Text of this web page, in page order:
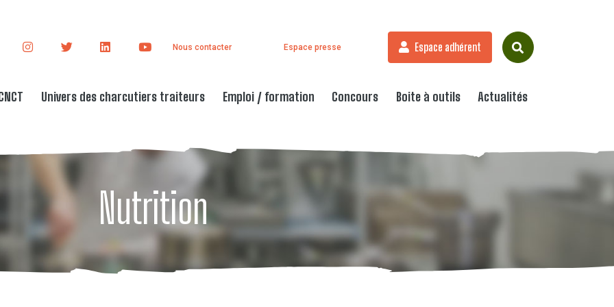
Nous contacter Espace presse Espace adhérent
Univers des charcutiers traiteurs Emploi / formation Concours Boite à outils Actualités
Nutrition